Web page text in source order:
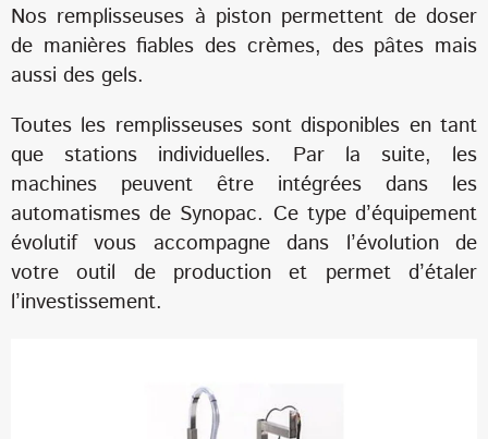
Nos remplisseuses à piston permettent de doser
de manières fiables des crèmes, des pâtes mais
aussi des gels.
Toutes les remplisseuses sont disponibles en tant
que stations individuelles. Par la suite, les
machines peuvent être intégrées dans les
automatismes de Synopac. Ce type d’équipement
évolutif vous accompagne dans l’évolution de
votre outil de production et permet d’étaler
l’investissement.